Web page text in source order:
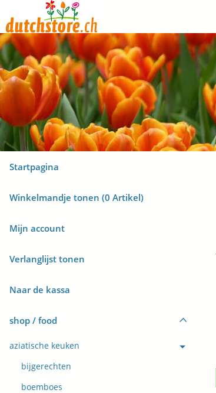
Startpagina
Winkelmandje tonen (0 Artikel)
Mijn account
Verlanglijst tonen
Naar de kassa
shop / food
aziatische keuken
bijgerechten
boemboes